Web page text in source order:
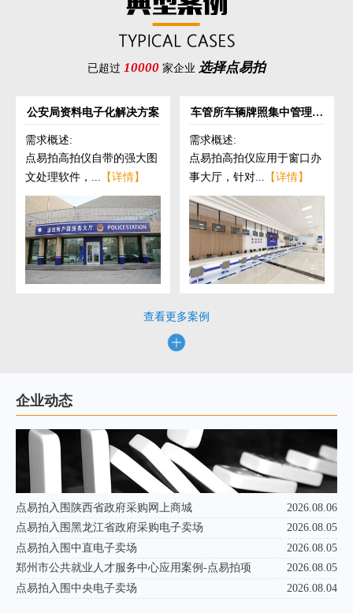
已超过 10000 家企业 选择点易拍
公安局资料电子化解决方案
需求概述:
点易拍高拍仪自带的强大图
文处理软件，... 【详情】
车管所车辆牌照集中管理解
需求概述:
点易拍高拍仪应用于窗口办
事大厅，针对... 【详情】
查看更多案例
企业动态
点易拍入围陕西省政府采购网上商城
2026.08.06
点易拍入围黑龙江省政府采购电子卖场
2026.08.05
点易拍入围中直电子卖场
2026.08.05
郑州市公共就业人才服务中心应用案例-点易拍项
2026.08.05
点易拍入围中央电子卖场
2026.08.04